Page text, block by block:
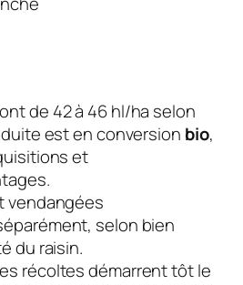
de 42 à 46 hl/ha selon
est en conversion bio,
et
vendangées
selon bien
du raisin.
récoltes démarrent tôt le